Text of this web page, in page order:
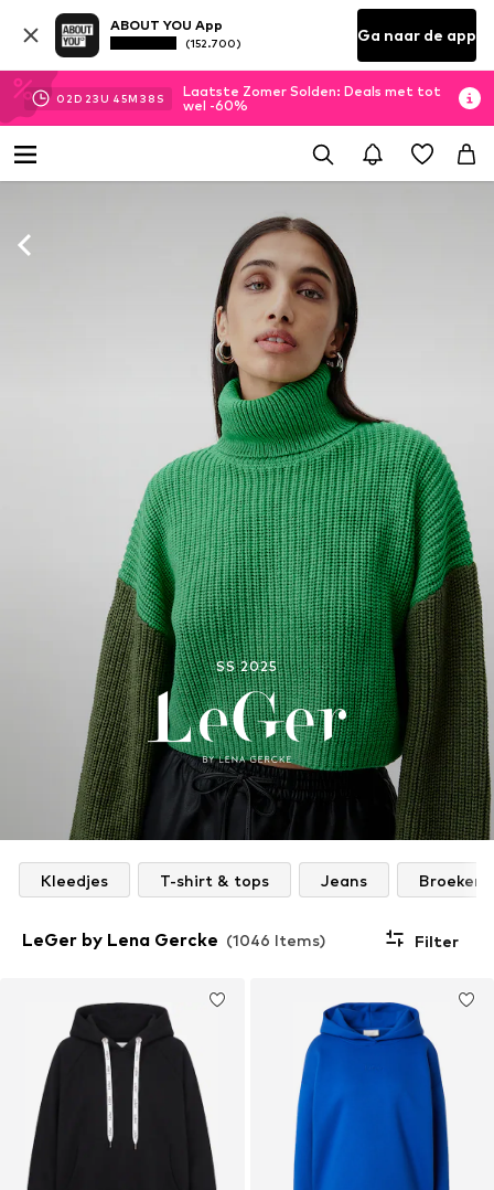
ABOUT YOU App
(152.700) Ga naar de app
02D 23U 45M 36 S
Laatste Zomer Solden: Deals met tot
wel -60%
SS 2025
Kleedjes T-shirt & tops Jeans Broeken
LeGer by Lena Gercke (1046 Items) Filter